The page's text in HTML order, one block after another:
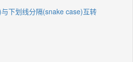
下划线分隔(snake case)互转